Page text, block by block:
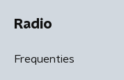
Radio
Frequenties